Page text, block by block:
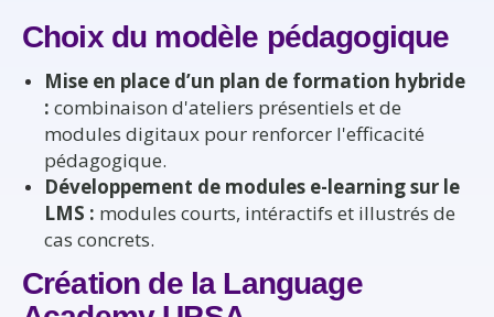
Choix du modèle pédagogique
Mise en place d’un plan de formation hybride
: combinaison d'ateliers présentiels et de
modules digitaux pour renforcer l'efficacité
pédagogique.
Développement de modules e-learning sur le
LMS : modules courts, intéractifs et illustrés de
cas concrets.
Création de la Language